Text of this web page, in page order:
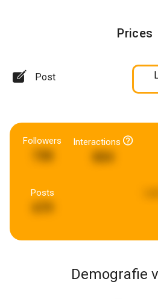
Prices
Post
Followers Interactions
804
Posts
Demografie